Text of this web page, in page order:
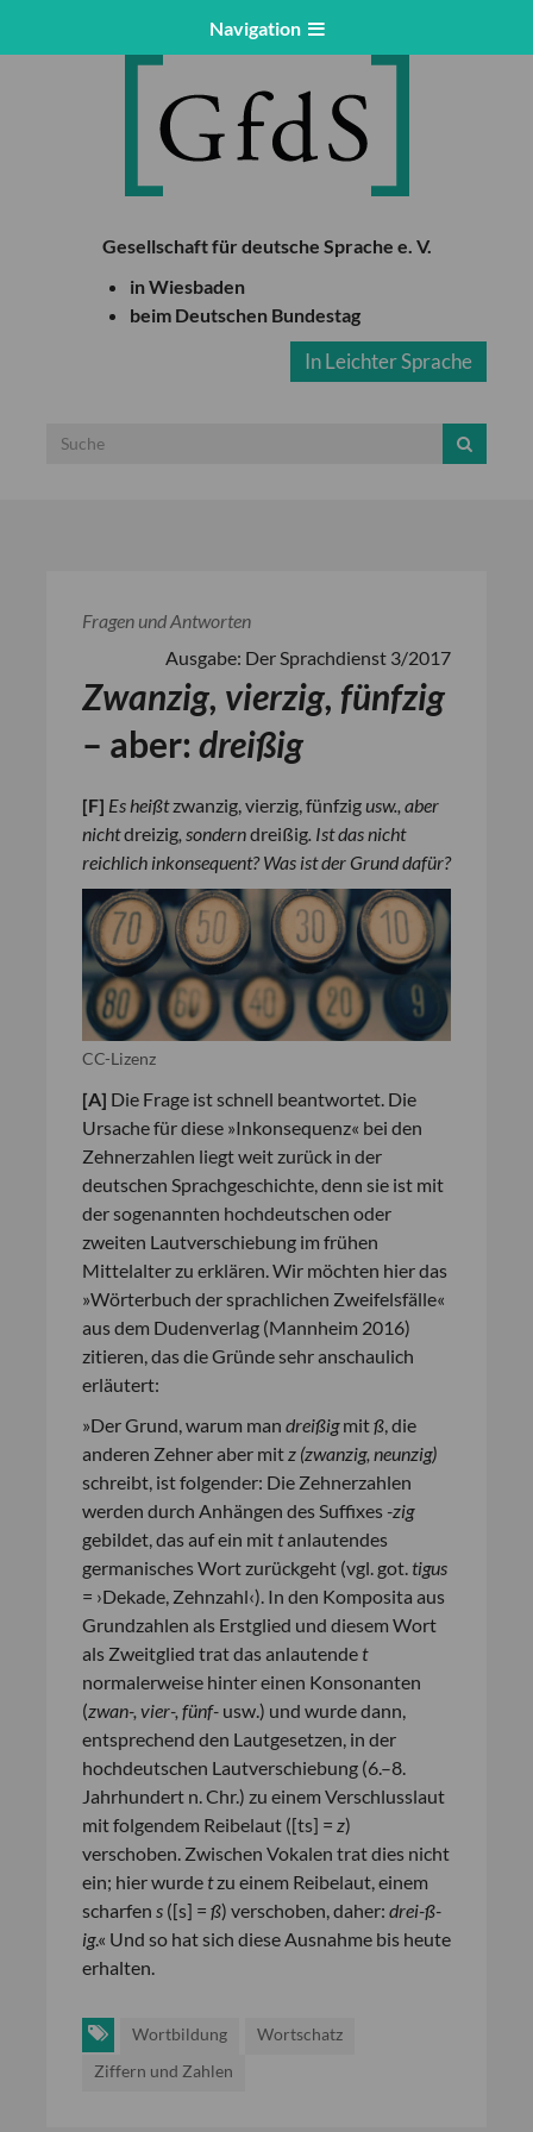
Navigation
Gesellschaft für deutsche Sprache e. V.
in Wiesbaden
beim Deutschen Bundestag
In Leichter Sprache
Fragen und Antworten
Ausgabe: Der Sprachdienst 3/2017
Zwanzig, vierzig, fünfzig
– aber:dreißig
[F] Es heißtzwanzig, vierzig, fünfzigusw., aber
nichtdreizig, sonderndreißig. Ist das nicht
reichlich inkonsequent? Was ist der Grund dafür?
CC-Lizenz
[A] Die Frage ist schnell beantwortet. Die
Ursache für diese »Inkonsequenz« bei den
Zehnerzahlen liegt weit zurück in der
deutschen Sprachgeschichte, denn sie ist mit
der sogenannten hochdeutschen oder
zweiten Lautverschiebung im frühen
Mittelalter zu erklären. Wir möchten hier das
»Wörterbuch der sprachlichen Zweifelsfälle«
aus dem Dudenverlag (Mannheim 2016)
zitieren, das die Gründe sehr anschaulich
erläutert:
»Der Grund, warum man dreißigmitß , die
anderen Zehner aber mit z (zwanzig, neunzig)
schreibt, ist folgender: Die Zehnerzahlen
werden durch Anhängen des Suffixes -zig
gebildet, das auf ein mit tanlautendes
germanisches Wort zurückgeht (vgl. got. tigus
= ›Dekade, Zehnzahl‹). In den Komposita aus
Grundzahlen als Erstglied und diesem Wort
als Zweitglied trat das anlautende t
normalerweise hinter einen Konsonanten
(zwan-, vier-, fünf- usw.) und wurde dann,
entsprechend den Lautgesetzen, in der
hochdeutschen Lautverschiebung (6.–8.
Jahrhundert n. Chr.) zu einem Verschlusslaut
mit folgendem Reibelaut ([ts] = z)
verschoben. Zwischen Vokalen trat dies nicht
ein; hier wurde tzu einem Reibelaut, einem
scharfen s ([s] = ß) verschoben, daher: drei-ß-
ig.« Und so hat sich diese Ausnahme bis heute
erhalten.
Wortbildung
Wortschatz
Ziffern und Zahlen